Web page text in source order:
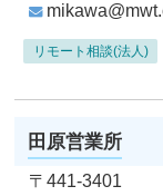
リモート相談(法人)
田原営業所
〒441-3401